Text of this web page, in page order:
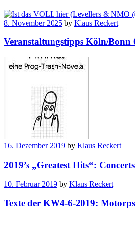
8. November 2025 by Klaus Reckert
Veranstaltungstipps Köln/Bonn
16. Dezember 2019 by Klaus Reckert
2019’s „Greatest Hits“:
10. Februar 2019 by Klaus Reckert
Texte der KW4-6-2019: